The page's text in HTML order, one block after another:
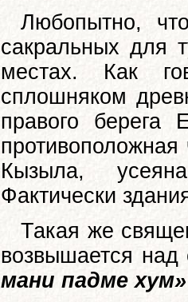
Любопытно,
сакральных для
местах. Как
сплошняком
правого берега
Кызыла,
Фактически
Такая же
возвышается
мани падме хум»